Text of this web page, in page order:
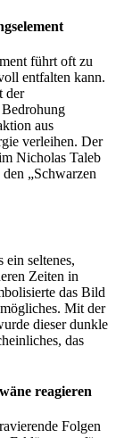
führt oft zu
entfalten kann.
der
aus
verleihen. Der
Nicholas Taleb
„Schwarzen
ein seltenes,
Zeiten in
das Bild
Mit der
dieser dunkle
das
reagieren
Folgen